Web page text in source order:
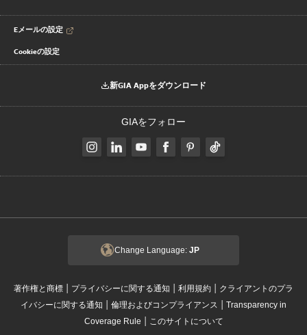
Eメールの設定
Cookieの設定
新GIA Appをダウンロード
GIAをフォロー
Change Language: JP
著作権と商標 | プライバシーに関する通知 | 利用規約 | クライアントのプラ
イバシーに関する通知 | 倫理およびコンプライアンス | Transparency in
Coverage Rule | このサイトについて